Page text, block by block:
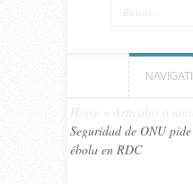
Home Artículos o
Seguridad de ONU
ébola en RDC